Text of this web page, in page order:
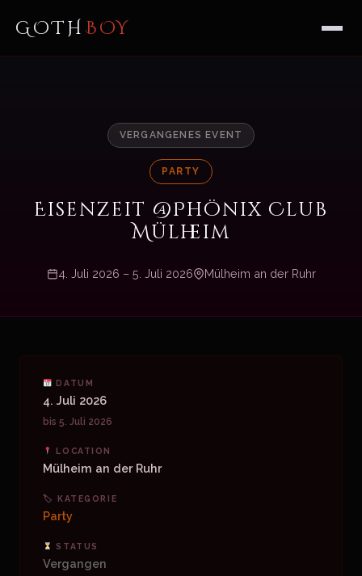
GOTH BOY
VERGANGENES EVENT
PARTY
Eisenzeit @Phönix Club
Mülheim
4. Juli 2026 – 5. Juli 2026 Mülheim an der Ruhr
DATUM
4. Juli 2026
bis 5. Juli 2026
LOCATION
Mülheim an der Ruhr
🏷 KATEGORIE
Party
STATUS
Vergangen